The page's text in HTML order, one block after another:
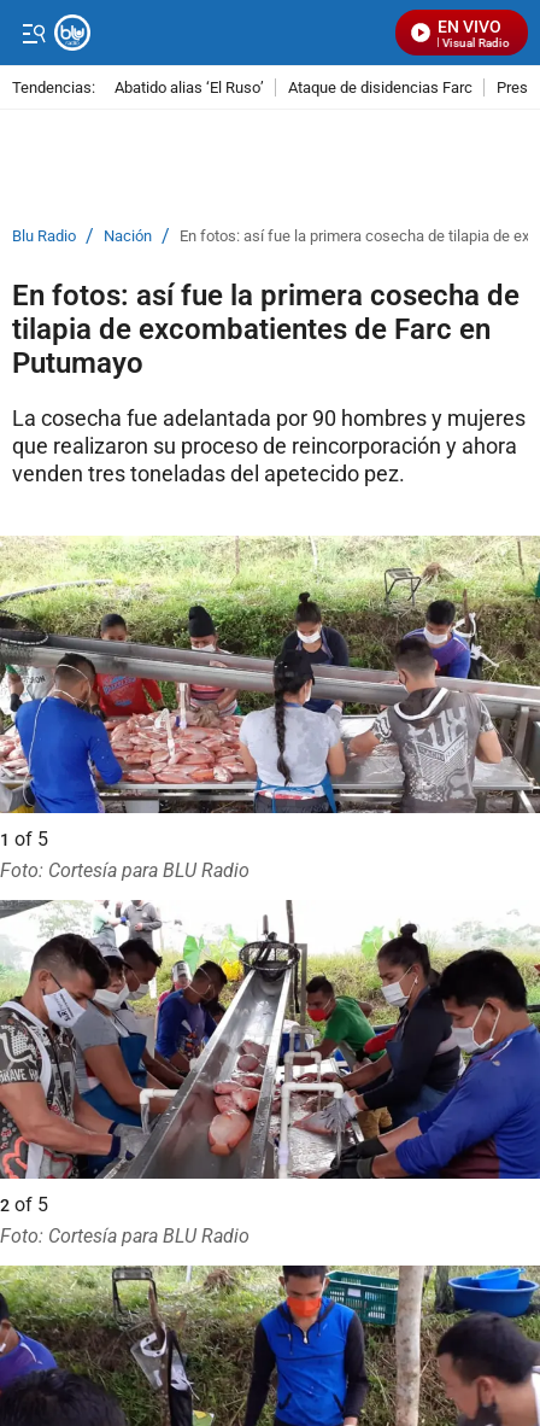
EN VIVO
Señal Visual Radio
Tendencias: Abatido alias ‘El Ruso’ Ataque de disidencias Farc
Blu Radio / Nación / En fotos: así fue la primera cosecha de tilapia de
En fotos: así fue la primera cosecha de
tilapia de excombatientes de Farc en
Putumayo
La cosecha fue adelantada por 90 hombres y mujeres
que realizaron su proceso de reincorporación y ahora
venden tres toneladas del apetecido pez.
1 of 5
Foto: Cortesía para BLU Radio
2 of 5
Foto: Cortesía para BLU Radio